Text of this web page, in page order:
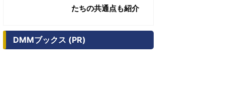
たちの共通点も紹介
DMMブックス (PR)